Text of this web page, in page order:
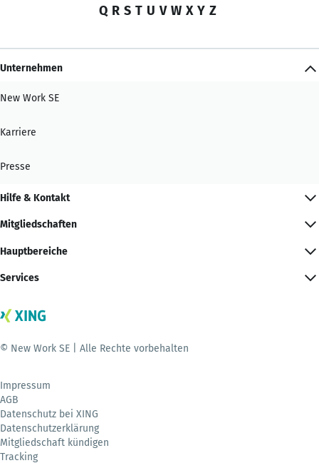
Q R S T U V W X Y Z
Unternehmen
New Work SE
Karriere
Presse
Hilfe & Kontakt
Mitgliedschaften
Hauptbereiche
Services
© New Work SE | Alle Rechte vorbehalten
Impressum
AGB
Datenschutz bei XING
Datenschutzerklärung
Mitgliedschaft kündigen
Tracking